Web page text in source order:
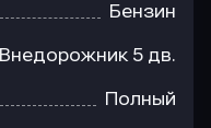
Бензин
Внедорожник 5 дв.
Полный